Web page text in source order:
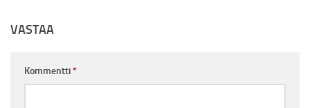
VASTAA
Kommentti*